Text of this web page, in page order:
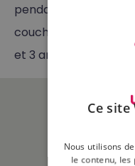
pendant toute la
couches. En
et 3 ans !
Ce
Nous utilisons
le contenu,